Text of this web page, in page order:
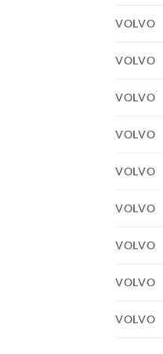
VOLVO
VOLVO
VOLVO
VOLVO
VOLVO
VOLVO
VOLVO
VOLVO
VOLVO